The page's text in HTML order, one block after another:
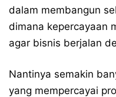
dalam membangun
dimana kepercayaan
agar bisnis berjalan
Nantinya semakin
yang mempercayai